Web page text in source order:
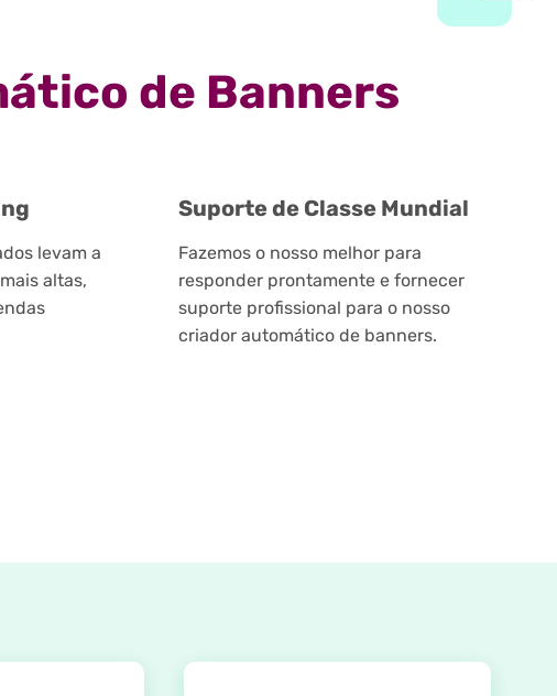
de Banners
levam a
altas,
Suporte de Classe Mundial
Fazemos o nosso melhor para
responder prontamente e fornecer
suporte profissional para o nosso
criador automático de banners.